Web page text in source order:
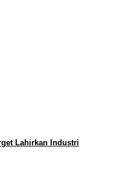
Lahirkan Industri